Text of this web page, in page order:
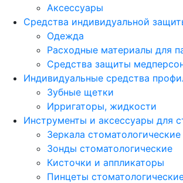
Аксессуары
Средства индивидуальной
Одежда
Расходные материалы для
Средства защиты
Индивидуальные средства
Зубные щетки
Ирригаторы, жидкости
Инструменты и аксессуары для
Зеркала
Зонды стоматологические
Кисточки и аппликаторы
Пинцеты